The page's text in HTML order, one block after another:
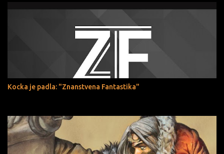
Kocka je padla: "Znanstvena Fantastika"